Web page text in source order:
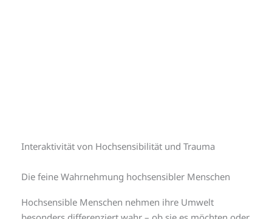
Interaktivität von Hochsensibilität und Trauma
Die feine Wahrnehmung hochsensibler Menschen
Hochsensible Menschen nehmen ihre Umwelt